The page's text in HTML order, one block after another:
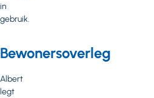
in
gebruik.
Bewonersoverleg
Albert
legt